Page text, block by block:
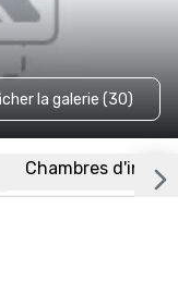
la galerie (30)
Chambres